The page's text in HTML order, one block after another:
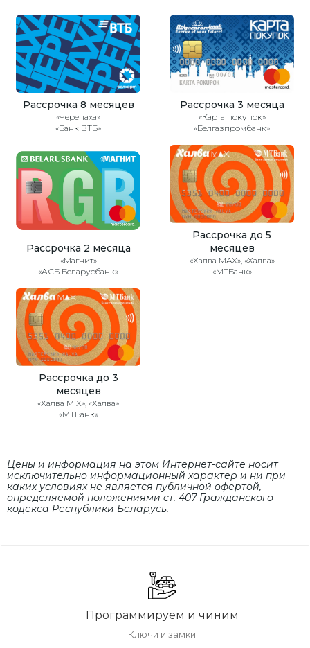
Рассрочка 8 месяцев
«Черепаха»
«Банк ВТБ»
Рассрочка 3 месяца
«Карта покупок»
«Белгазпромбанк»
Рассрочка 2 месяца
«Магнит»
«АСБ Беларусбанк»
Рассрочка до 5
месяцев
«Халва MAX», «Халва»
«МТБанк»
Рассрочка до 3
месяцев
«Халва MIX», «Халва»
«МТБанк»
Цены и информация на этом Интернет-сайте носит
исключительно информационный характер и ни при
каких условиях не является публичной офертой,
определяемой положениями cт. 407 Гражданского
кодекса Республики Беларусь.
Программируем и чиним
Ключи и замки